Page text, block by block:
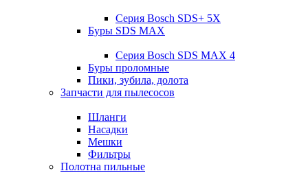
Серия Bosch SDS+ 5X
Буры SDS MAX
Серия Bosch SDS MAX 4
Буры проломные
Пики, зубила, долота
Запчасти для пылесосов
Шланги
Насадки
Мешки
Фильтры
Полотна пильные